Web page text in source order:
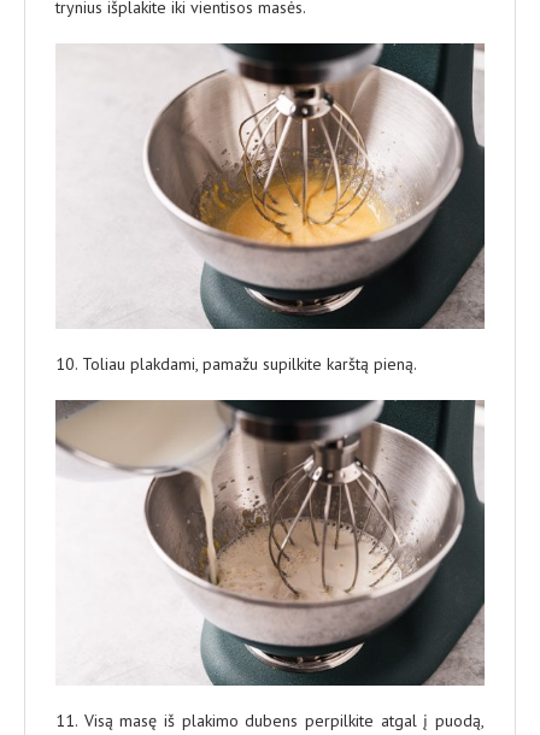
trynius išplakite iki vientisos masės.
10. Toliau plakdami, pamažu supilkite karštą pieną.
11. Visą masę iš plakimo dubens perpilkite atgal į puodą,